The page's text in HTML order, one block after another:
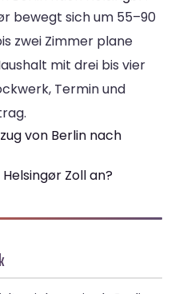
bewegt sich um 55–90
zwei Zimmer plane
mit drei bis vier
Termin und
von Berlin nach
Zoll an?